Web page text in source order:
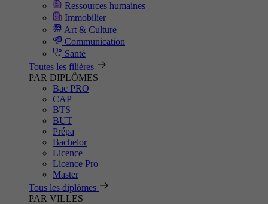
Ressources humaines
Immobilier
Art & Culture
Communication
Santé
Toutes les filières
PAR DIPLÔMES
Bac PRO
CAP
BTS
BUT
Prépa
Bachelor
Licence
Licence Pro
Master
Tous les diplômes
PAR VILLES